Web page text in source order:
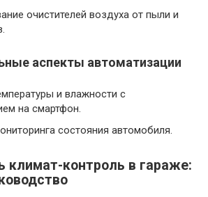
очистителей воздуха от пыли и
аспекты автоматизации
и влажности с
на смартфон.
состояния автомобиля.
климат-контроль в гараже: